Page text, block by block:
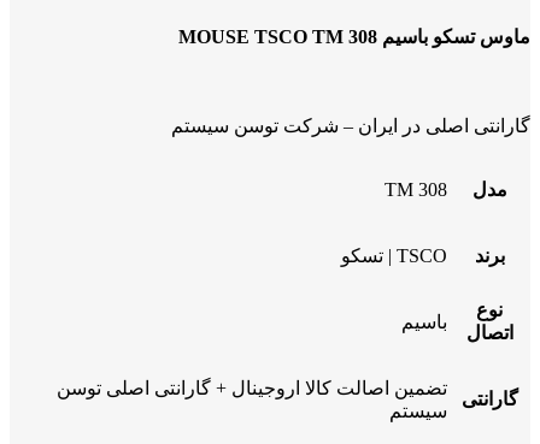
ماوس تسکو باسیم MOUSE TSCO TM 308
گارانتی اصلی در ایران – شرکت توسن سیستم
مدل TM 308
برند TSCO | تسکو
نوع
اتصال
باسیم
گارانتی
تضمین اصالت کالا اروجینال + گارانتی اصلی توسن
سیستم